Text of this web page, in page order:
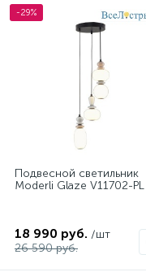
-29%
Подвесной светильник
Moderli Glaze V11702-PL
18 990 руб. /шт
26 590 руб.